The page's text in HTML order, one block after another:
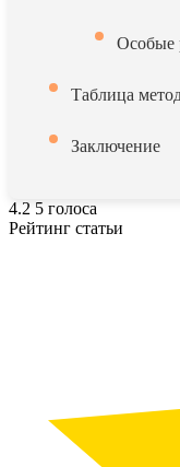
Особые
Таблица
Заключение
4.2 5 голоса
Рейтинг статьи